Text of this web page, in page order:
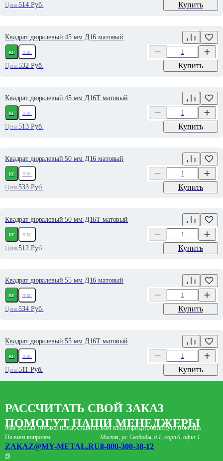
Цена:514 Руб. Купить
Квадрат дюралевый 45 мм Д16 матовый
кг
п.м.
Цена:532 Руб. Купить
Квадрат дюралевый 45 мм Д16Т матовый
кг
п.м.
Цена:513 Руб. Купить
Квадрат дюралевый 50 мм Д16 матовый
кг
п.м.
Цена:533 Руб. Купить
Квадрат дюралевый 50 мм Д16Т матовый
кг
п.м.
Цена:512 Руб. Купить
Квадрат дюралевый 55 мм Д16 матовый
кг
п.м.
Цена:534 Руб. Купить
Квадрат дюралевый 55 мм Д16Т матовый
кг
п.м.
Цена:511 Руб. Купить
РАССЧИТАТЬ СВОЙ ЗАКАЗ
ПОМОГУТ НАШИ МЕНЕДЖЕРЫ
Мы всегда готовы предоставить вам квалифицированную помощь
По всем вопросам
ZAKAZ@MY-METAL.RU
Москва, ул. Свободы, д.1, корп.6, офис 1
8-800-300-38-12